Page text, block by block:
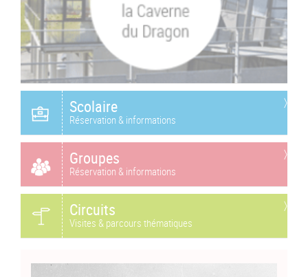
Scolaire
Réservation & informations
Groupes
Réservation & informations
Circuits
Visites & parcours thématiques